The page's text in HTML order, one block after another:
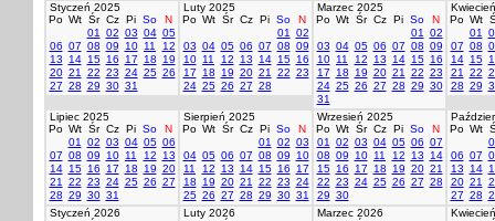
Styczeń 2025
Po Wt Śr Cz Pi So
N
01
02 03 04 05
06 07 08 09 10 11
12
13
14 15 16 17 18
19
20 21 22 23 24 25 26
27 28 29 30 31
Luty 2025
Po Wt Śr Cz Pi So
N
01
02
03 04 05 06 07 08 09
10 11 12 13 14 15 16
17
18 19 20 21 22 23
24 25 26 27 28
Marzec 2025
Po Wt Śr Cz Pi So
N
01
02
03 04 05 06 07 08 09
10 11 12 13 14 15 16
17
18 19 20 21 22 23
24 25 26 27 28 29 30
31
Po Wt
01
07 08
14 15
21
22
28 29
Lipiec 2025
Po Wt Śr Cz Pi So
N
01
02 03 04 05 06
07 08 09 10 11 12
13
14 15 16 17 18 19 20
21
22 23 24 25 26 27
28 29 30 31
Sierpień 2025
Po Wt Śr Cz Pi So
N
01
02 03
04 05 06 07 08 09
10
11
12 13 14 15 16
17
18
19 20 21 22 23 24
25 26 27 28 29 30 31
Wrzesień 2025
Po Wt Śr Cz Pi So
N
01
02 03 04 05 06 07
08 09 10 11 12 13
14
15 16 17 18 19 20 21
22 23 24 25 26 27 28
29 30
Po Wt
06 07
13
14
20 21
27 28
Styczeń 2026
Luty 2026
Marzec 2026